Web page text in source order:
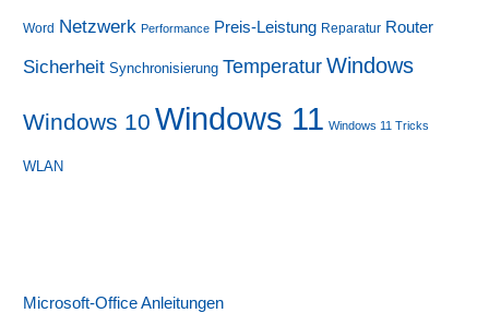
Word Netzwerk Performance Preis-Leistung Reparatur Router
Sicherheit Synchronisierung Temperatur Windows
Windows 10 Windows 11 Windows 11 Tricks
WLAN
Microsoft-Office Anleitungen